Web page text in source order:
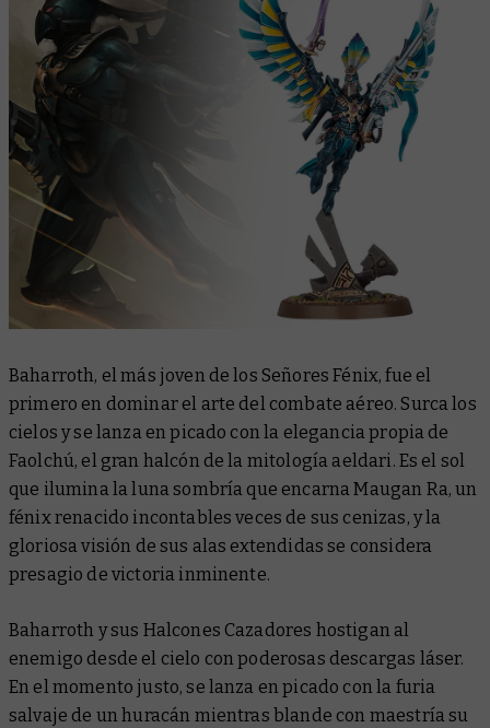
Baharroth, el más joven de los Señores Fénix, fue el
primero en dominar el arte del combate aéreo. Surca los
cielos y se lanza en picado con la elegancia propia de
Faolchú, el gran halcón de la mitología aeldari. Es el sol
que ilumina la luna sombría que encarna Maugan Ra, un
fénix renacido incontables veces de sus cenizas, y la
gloriosa visión de sus alas extendidas se considera
presagio de victoria inminente.
Baharroth y sus Halcones Cazadores hostigan al
enemigo desde el cielo con poderosas descargas láser.
En el momento justo, se lanza en picado con la furia
salvaje de un huracán mientras blande con maestría su